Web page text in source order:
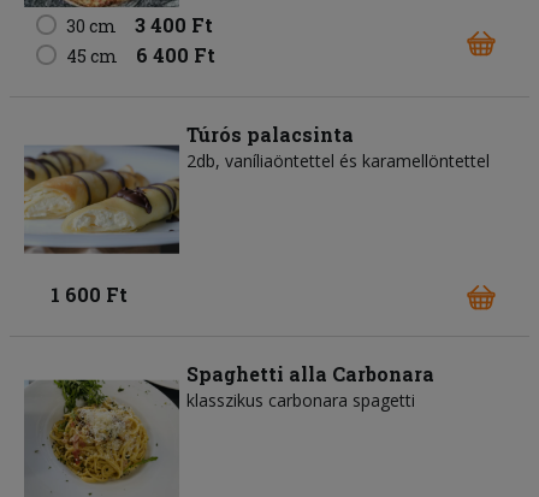
30 cm 3 400 Ft
45 cm 6 400 Ft
Túrós palacsinta
2db, vaníliaöntettel és karamellöntettel
1 600 Ft
Spaghetti alla Carbonara
klasszikus carbonara spagetti